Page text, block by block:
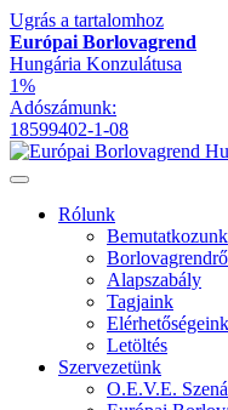
Ugrás a tartalomhoz
Európai Borlovagrend
Hungária Konzulátusa
1%
Adószámunk:
18599402-1-08
Rólunk
Bemutatkozunk
Alapszabály
Tagjaink
Elérhetőségeink
Letöltés
Szervezetünk
O.E.V.E.